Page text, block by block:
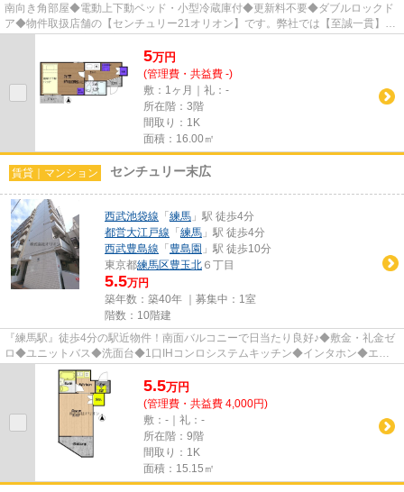
南向き角部屋◆電動上下動ベッド・小型冷蔵庫付◆更新料不要◆ダブルロックド
ア◆物件取扱店舗の【センチュリー21オリオン】です。弊社では【至誠一貫】を
5万円
(管理費・共益費 -)
敷：1ヶ月｜礼：-
所在階：3階
間取り：1K
面積：16.00㎡
賃貸｜マンション センチュリー末広
西武池袋線 「 練馬 」駅 徒歩4分
都営大江戸線 「 練馬 」駅 徒歩4分
西武豊島線 「 豊島園 」駅 徒歩10分
東京都練馬区豊玉北 ６丁目
5.5万円
築年数：築40年 ｜募集中： 1室
階数：10階建
『練馬駅』徒歩4分の駅近物件！南面バルコニーで日当たり良好♪◆敷金・礼金ゼ
ロ◆ユニットバス◆洗面台◆1口IHコンロシステムキッチン◆インタホン◆エレ
ベータ完備◆敷地内ゴミ置場◆高層階◆C...
5.5万円
(管理費・共益費 4,000円)
敷：-｜礼：-
所在階：9階
間取り：1K
面積：15.15㎡